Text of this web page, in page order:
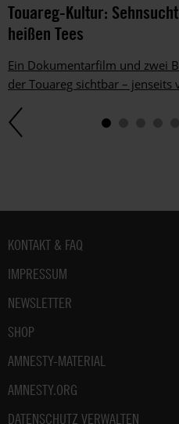
Touareg-Kultur:
heißen Tees
Ein Dokumentarfilm und zwei
der Touareg sichtbar – jenseits
Fußbereich
KONTAKT & FAQ
IMPRESSUM
NEWSLETTER
SHOP
AMNESTY-MATERIAL
AMNESTY.ORG
DATENSCHUTZ VERWALTEN